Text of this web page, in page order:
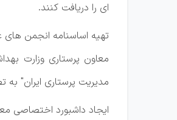
ای را دریافت کنند.
تهیه اساسنامه انجمن های
معاون پرستاری وزارت
مدیریت پرستاری ایران" به
ایجاد داشبورد اختصاصی